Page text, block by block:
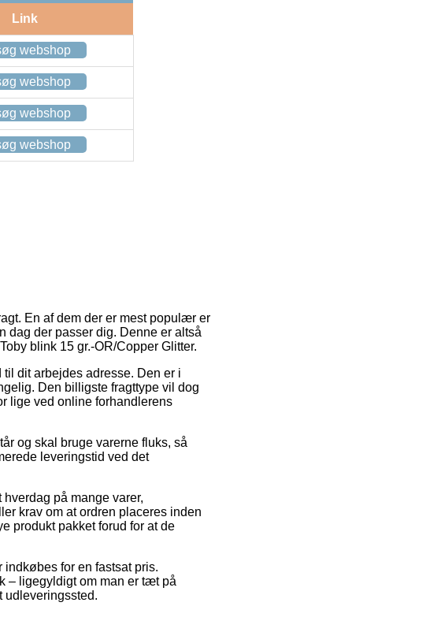
Link
webshop
webshop
webshop
webshop
En af dem der er mest populær er
dag der passer dig. Denne er altså
blink 15 gr.-OR/Copper Glitter.
dit arbejdes adresse. Den er i
Den billigste fragttype vil dog
lige ved online forhandlerens
og skal bruge varerne fluks, så
leveringstid ved det
på mange varer,
krav om at ordren placeres inden
produkt pakket forud for at de
indkøbes for en fastsat pris.
– ligegyldigt om man er tæt på
udleveringssted.